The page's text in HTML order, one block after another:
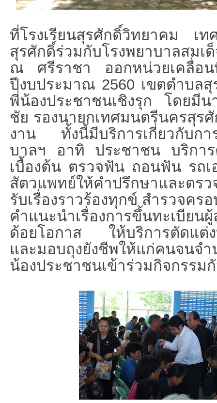
ที่โรงเรียนสุรศักดิ์วิทยาคม เท
สุรศักดิ์ร่วมกับโรงพยาบาลสมเด็
ณ ศรีราชา ออกหน่วยเคลื่อ
ปีงบประมาณ 2560 เขตตำบลสุ
พี่น้องประชาชนเชิงรุก โดยมี
ชัย รองนายกเทศมนตรีนครสุร
งาน ทั้งนี้มีบริการเกี่ยวกับกา
บาลฯ อาทิ ประชาชน บริการ
เบื้องต้น ตรวจฟัน ถอนฟัน รถเ
สัตวแพทย์ให้คำปรึกษาและตรว
รับเรื่องราวร้องทุกข์ สำรวจคร
คำแนะนำเรื่องการขึ้นทะเบียน
ด้อยโอกาส ให้บริการตัดแต่
และมอบถุงยังชีพให้แก่คนจนจ
น้องประชาชนเข้าร่วมกิจกรรม